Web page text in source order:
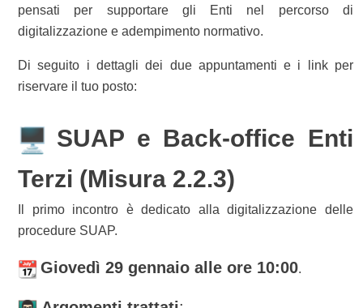
pensati per supportare gli Enti nel percorso di
digitalizzazione e adempimento normativo.
Di seguito i dettagli dei due appuntamenti e i link per
riservare il tuo posto:
SUAP e Back-office Enti
Terzi (Misura 2.2.3)
Il primo incontro è dedicato alla digitalizzazione delle
procedure SUAP.
Giovedì 29 gennaio alle ore 10:00.